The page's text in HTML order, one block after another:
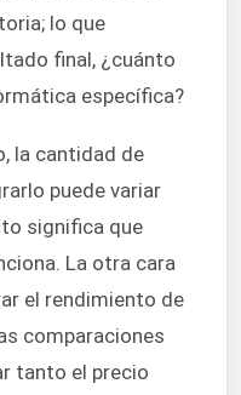
lo que
final, ¿cuánto
específica?
la cantidad de
puede variar
significa que
La otra cara
el rendimiento de
comparaciones
tanto el precio